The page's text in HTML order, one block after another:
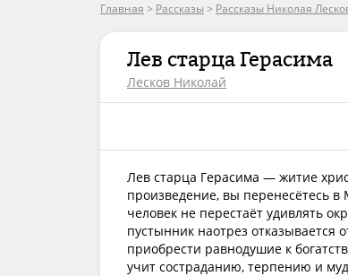
Главная > Рассказы > Рассказы Николая
Лев старца Герасима
Лесков Николай
Лев старца Герасима — житие
произведение, вы перенесётесь
человек не перестаёт удивлять
пустынник наотрез отказывается
приобрести равнодушие к
учит состраданию, терпению и